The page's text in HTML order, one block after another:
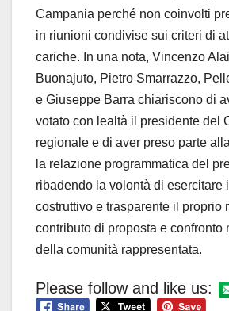
Campania perché non coinvolti
in riunioni condivise sui criteri di
cariche. In una nota, Vincenzo
Buonajuto, Pietro Smarrazzo,
e Giuseppe Barra chiariscono di
votato con lealtà il presidente del
regionale e di aver preso parte
la relazione programmatica del
ribadendo la volontà di esercitare
costruttivo e trasparente il proprio
contributo di proposta e confronto
della comunità rappresentata.
Please follow and like us: